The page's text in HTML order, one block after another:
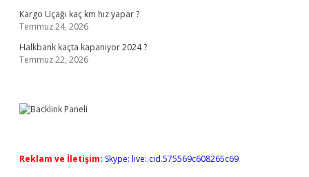
Kargo Uçağı kaç km hız yapar ?
Temmuz 24, 2026
Halkbank kaçta kapanıyor 2024 ?
Temmuz 22, 2026
Reklam ve İletişim: Skype: live:.cid.575569c608265c69